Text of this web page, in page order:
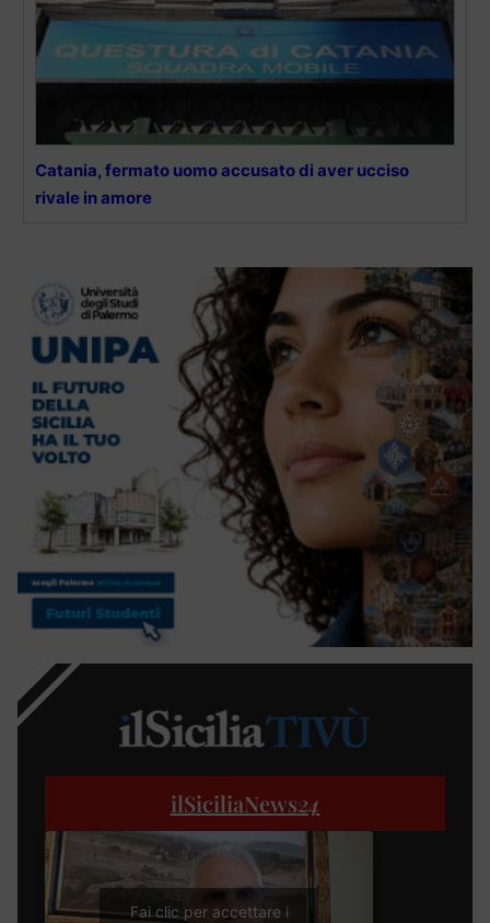
Catania, fermato uomo accusato di aver ucciso
rivale in amore
ilSiciliaNews24
Fai clic per accettare i